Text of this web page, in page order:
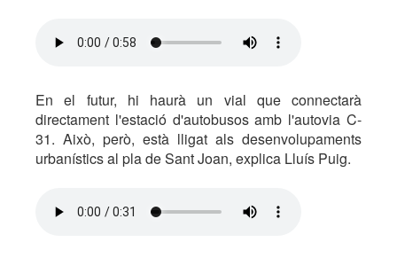
En el futur, hi haurà un vial que connectarà
directament l'estació d'autobusos amb l'autovia C-
31. Això, però, està lligat als desenvolupaments
urbanístics al pla de Sant Joan, explica Lluís Puig.